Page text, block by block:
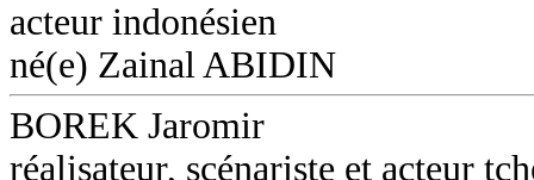
acteur indonésien
né(e) Zainal ABIDIN
BOREK Jaromir
réalisateur, scénariste et acteur